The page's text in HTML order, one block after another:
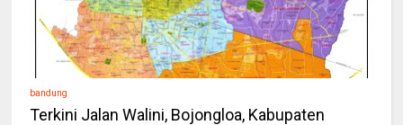
bandung
Terkini Jalan Walini, Bojongloa, Kabupaten